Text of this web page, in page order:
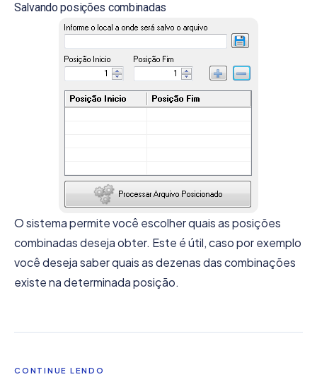
Salvando posições combinadas
O sistema permite você escolher quais as posições
combinadas deseja obter. Este é útil, caso por exemplo
você deseja saber quais as dezenas das combinações
existe na determinada posição.
CONTINUE LENDO